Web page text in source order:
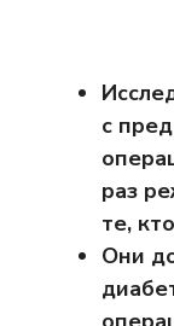
с
раз
те,
Они